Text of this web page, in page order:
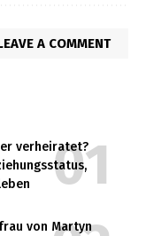
A COMMENT
verheiratet?
von Martyn